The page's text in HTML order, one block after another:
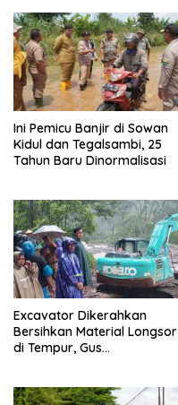
Ini Pemicu Banjir di Sowan
Kidul dan Tegalsambi, 25
Tahun Baru Dinormalisasi
Excavator Dikerahkan
Bersihkan Material Longsor
di Tempur, Gus